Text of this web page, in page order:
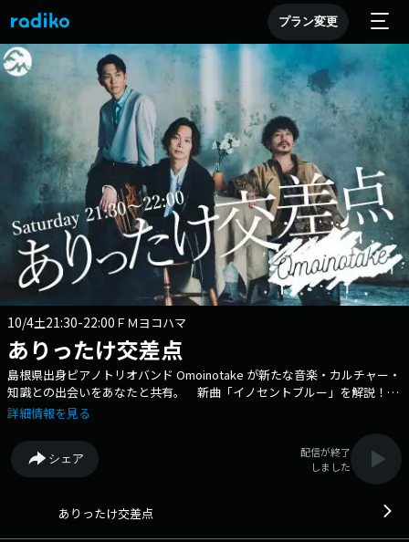
プラン変更
10/4土21:30-22:00 ＦＭヨコハマ
ありったけ交差点
島根県出身ピアノトリオバンド Omoinotake が新たな音楽・カルチャー・
知識との出会いをあなたと共有。 新曲「イノセントブルー」を解説！ツ
アー＆フェスを振り返り！ あなたを島根県に連れて行く【Shimane ni
ハッシュタグ：#あり点 メールアドレス：omoinotake@fmyokohama.jp
詳細情報を見る
シェア
配信が終了
しました
ありったけ交差点